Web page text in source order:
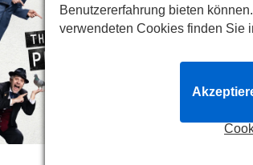
Benutzererfahrung bieten
verwendeten Cookies finden Sie